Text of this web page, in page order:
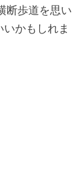
断歩道を思い
かもしれま